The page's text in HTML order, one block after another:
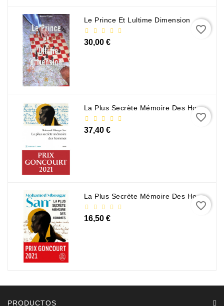
Le Prince Et Lultime Dimension
30,00 €
favorite_border
La Plus Secrète Mémoire Des Hommes - Mohamed Mbougar Sarr
37,40 €
favorite_border
La Plus Secrète Mémoire Des Hommes - Mohamed Mbougar Sarr
16,50 €
favorite_border
PRODUCTOS